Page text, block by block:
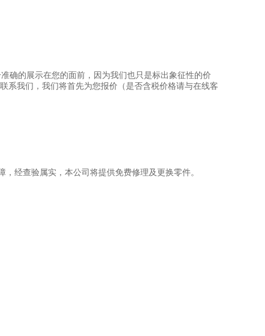
确的展示在您的面前，因为我们也只是标出象征性的价
系我们，我们将首先为您报价（是否含税价格请与在线客
经查验属实，本公司将提供免费修理及更换零件。